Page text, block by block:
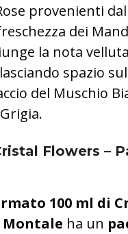
provenienti
dei
la nota
spazio
del Muschio
Flowers – P
100 ml di
Montale ha un